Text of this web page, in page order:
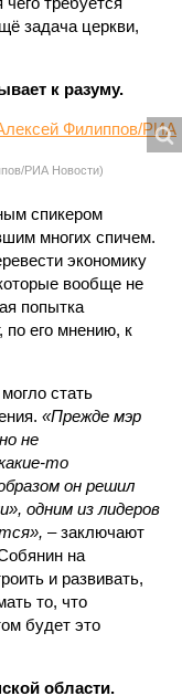
задача церкви,
к разуму.
РИА Новости)
спикером
многих спичем.
экономику
вообще не
попытка
по его мнению, к
стать
«Прежде мэр
не
то
он решил
одним из лидеров
– заключают
на
и развивать,
то, что
будет это
области.